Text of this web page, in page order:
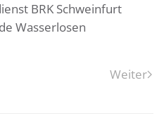
BRK Schweinfurt
Wasserlosen
Weiter